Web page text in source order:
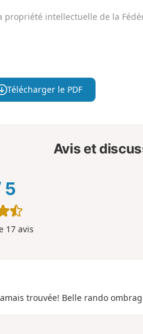
propriété intellectuelle de la
Télécharger le PDF
Avis et
5
17avis
trouvée! Belle rando